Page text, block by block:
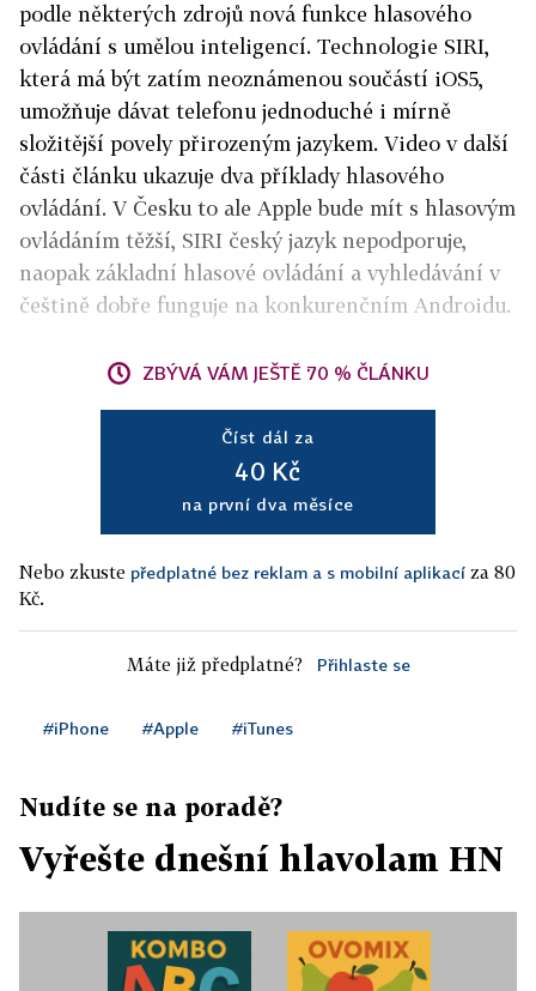
podle některých zdrojů nová funkce hlasového
ovládání s umělou inteligencí. Technologie SIRI,
která má být zatím neoznámenou součástí iOS5,
umožňuje dávat telefonu jednoduché i mírně
složitější povely přirozeným jazykem. Video v další
části článku ukazuje dva příklady hlasového
ovládání. V Česku to ale Apple bude mít s hlasovým
ovládáním těžší, SIRI český jazyk nepodporuje,
naopak základní hlasové ovládání a vyhledávání v
češtině dobře funguje na konkurenčním Androidu.
ZBÝVÁ VÁM JEŠTĚ 70 % ČLÁNKU
Číst dál za
40 Kč
na první dva měsíce
Nebo zkuste předplatné bez reklam a s mobilní aplikací za 80
Kč.
Máte již předplatné? Přihlaste se
#iPhone #Apple #iTunes
Nudíte se na poradě?
Vyřešte dnešní hlavolam HN